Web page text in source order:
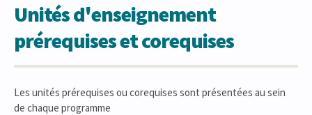
Unités d'enseignement
prérequises et corequises
Les unités prérequises ou corequises sont présentées au sein
de chaque programme